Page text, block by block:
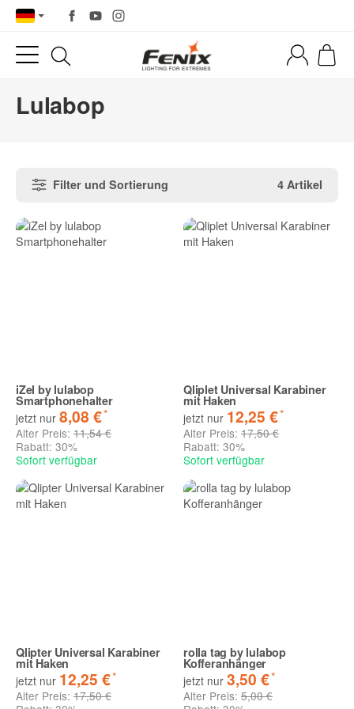
Lulabop
Filter und Sortierung 4 Artikel
iZel by lulabop
Smartphonehalter
jetzt nur 8,08 €*
Alter Preis: 11,54 €
Rabatt: 30%
Sofort verfügbar
Qliplet Universal Karabiner
mit Haken
jetzt nur 12,25 €*
Alter Preis: 17,50 €
Rabatt: 30%
Sofort verfügbar
Qlipter Universal Karabiner
mit Haken
jetzt nur 12,25 €*
Alter Preis: 17,50 €
rolla tag by lulabop
Kofferanhänger
jetzt nur 3,50 €*
Alter Preis: 5,00 €